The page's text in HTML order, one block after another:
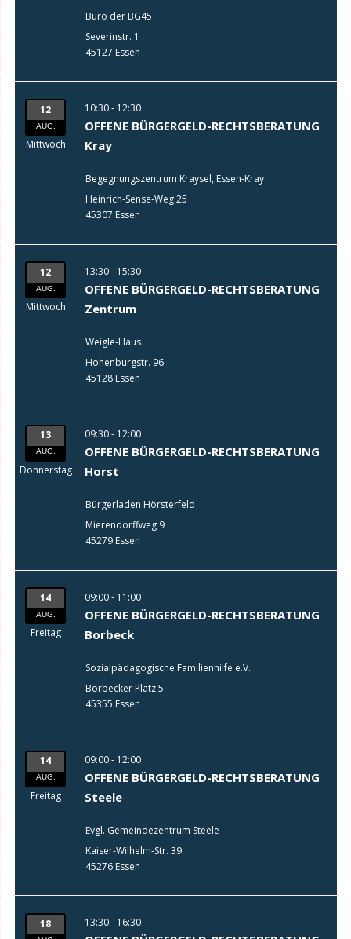
Büro der BG45
Severinstr. 1
45127 Essen
12
AUG.
Mittwoch
10:30 - 12:30
OFFENE BÜRGERGELD-RECHTSBERATUNG
Kray
Begegnungszentrum Kraysel, Essen-Kray
Heinrich-Sense-Weg 25
45307 Essen
12
AUG.
Mittwoch
13:30 - 15:30
OFFENE BÜRGERGELD-RECHTSBERATUNG
Zentrum
Weigle-Haus
Hohenburgstr. 96
45128 Essen
13
AUG.
Donnerstag
09:30 - 12:00
OFFENE BÜRGERGELD-RECHTSBERATUNG
Horst
Bürgerladen Hörsterfeld
Mierendorffweg 9
45279 Essen
14
AUG.
Freitag
09:00 - 11:00
OFFENE BÜRGERGELD-RECHTSBERATUNG
Borbeck
Sozialpädagogische Familienhilfe e.V.
Borbecker Platz 5
45355 Essen
14
AUG.
Freitag
09:00 - 12:00
OFFENE BÜRGERGELD-RECHTSBERATUNG
Steele
Evgl. Gemeindezentrum Steele
Kaiser-Wilhelm-Str. 39
45276 Essen
18 13:30 - 16:30